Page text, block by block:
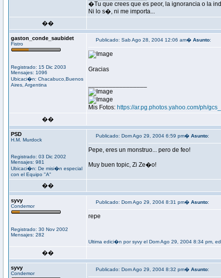
�Tu que crees que es peor, la ignorancia o la
Ni lo s�, ni me importa...
��
gaston_conde_saubidet
Fistro
Registrado: 15 Dic 2003
Mensajes: 1096
Ubicaci�n: Chacabuco,Buenos
Aires, Argentina
Publicado: Sab Ago 28, 2004 12:06 am� Asunto:
Gracias
Mis Fotos: https://ar.pg.photos.yahoo.com/ph/
��
PSD
H.M. Murdock
Registrado: 03 Dic 2002
Mensajes: 981
Ubicaci�n: De misi�n especial
con el Equipo "A"
Publicado: Dom Ago 29, 2004 6:59 pm� Asunto:
Pepe, eres un monstruo... pero de feo!
Muy buen topic, Zi Ze�o!
��
syvy
Condemor
Registrado: 30 Nov 2002
Mensajes: 282
Publicado: Dom Ago 29, 2004 8:31 pm� Asunto:
repe
Ultima edici�n por syvy el Dom Ago 29, 2004 8:34 pm,
��
syvy
Condemor
Publicado: Dom Ago 29, 2004 8:32 pm� Asunto: